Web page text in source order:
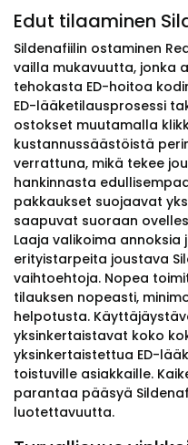
Edut tilaaminen
Sildenafiilin ostaminen
vailla mukavuutta, jonka
tehokasta ED-hoitoa
ED-lääketilausprosessi
ostokset muutamalla
kustannussäästöistä
verrattuna, mikä tekee
hankinnasta
pakkaukset suojaavat
saapuvat suoraan
Laaja valikoima
erityistarpeita joustava
vaihtoehtoja. Nopea
tilauksen nopeasti,
helpotusta.
yksinkertaistavat koko
yksinkertaistettua ED-
toistuville asiakkaille.
parantaa pääsyä
luotettavuutta.